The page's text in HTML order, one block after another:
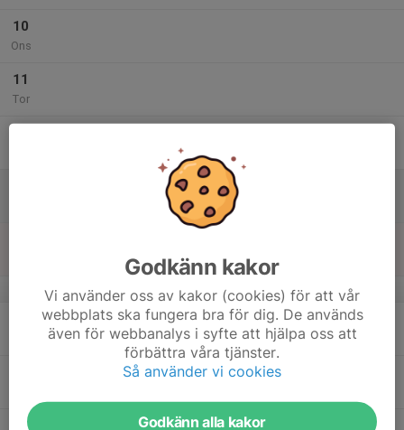
10
Ons
11
Tor
v.25
17
Godkänn kakor
Vi använder oss av kakor (cookies) för att vår
webbplats ska fungera bra för dig. De används
även för webbanalys i syfte att hjälpa oss att
förbättra våra tjänster.
Så använder vi cookies
Godkänn alla kakor